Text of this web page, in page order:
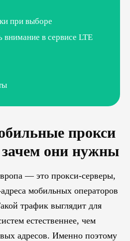
при выборе
внимание в сервисе LTE
прокси
они нужны
— это прокси-серверы,
мобильных операторов
трафик выглядит для
естественнее, чем
адресов. Именно поэтому